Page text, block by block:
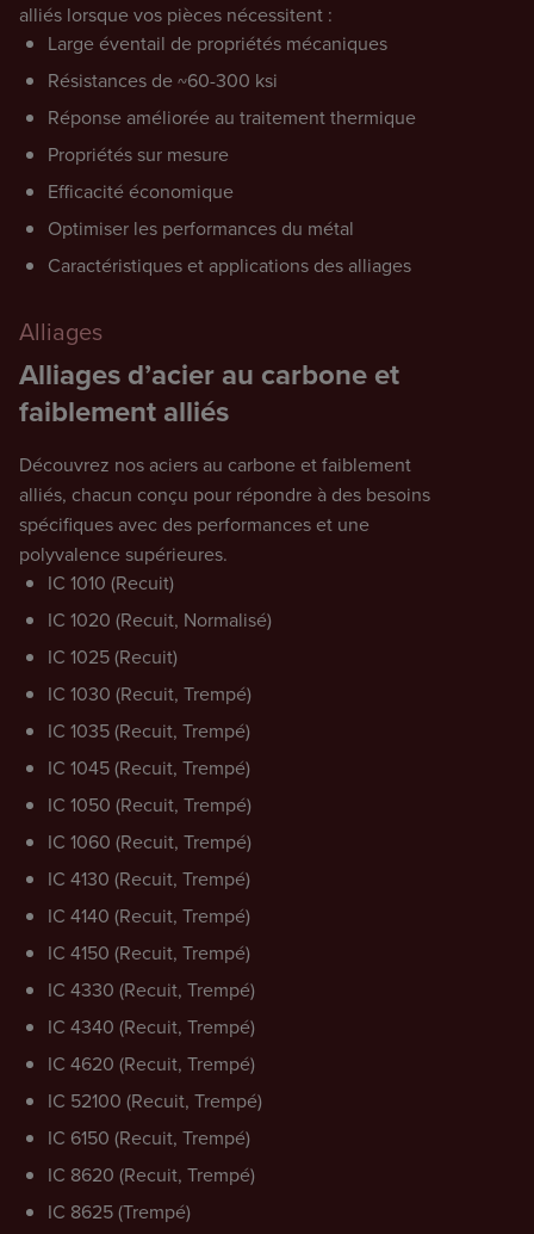
alliés lorsque vos pièces nécessitent :
Large éventail de propriétés mécaniques
Résistances de ~60-300 ksi
Réponse améliorée au traitement thermique
Propriétés sur mesure
Efficacité économique
Optimiser les performances du métal
Caractéristiques et applications des alliages
Alliages
Alliages d’acier au carbone et
faiblement alliés
Découvrez nos aciers au carbone et faiblement
alliés, chacun conçu pour répondre à des besoins
spécifiques avec des performances et une
polyvalence supérieures.
IC 1010 (Recuit)
IC 1020 (Recuit, Normalisé)
IC 1025 (Recuit)
IC 1030 (Recuit, Trempé)
IC 1035 (Recuit, Trempé)
IC 1045 (Recuit, Trempé)
IC 1050 (Recuit, Trempé)
IC 1060 (Recuit, Trempé)
IC 4130 (Recuit, Trempé)
IC 4140 (Recuit, Trempé)
IC 4150 (Recuit, Trempé)
IC 4330 (Recuit, Trempé)
IC 4340 (Recuit, Trempé)
IC 4620 (Recuit, Trempé)
IC 52100 (Recuit, Trempé)
IC 6150 (Recuit, Trempé)
IC 8620 (Recuit, Trempé)
IC 8625 (Trempé)